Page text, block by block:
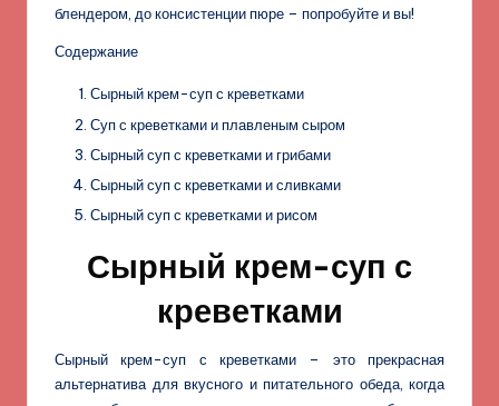
блендером, до консистенции пюре – попробуйте и вы!
Содержание
Сырный крем-суп с креветками
Суп с креветками и плавленым сыром
Сырный суп с креветками и грибами
Сырный суп с креветками и сливками
Сырный суп с креветками и рисом
Сырный крем-суп с
креветками
Сырный крем-суп с креветками – это прекрасная
альтернатива для вкусного и питательного обеда, когда